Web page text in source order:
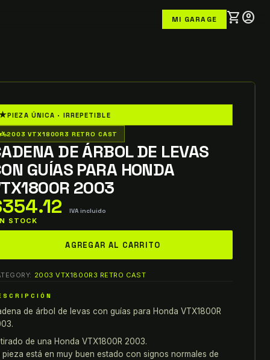
MI GARAGE shopping_cartaccount_circle
PIEZA ÚNICA · IRREPETIBLE
2003 VTX1800R3 RETRO CAST
DE ÁRBOL DE LEVAS
GUÍAS PARA HONDA
2003
354.12 IVA incluido
STOCK
AGREGAR AL CARRITO
2003 VTX1800R3 RETRO CAST
de árbol de levas con guías para Honda VTX1800R
de una Honda VTX1800R 2003.
pieza está en muy buen estado con signos normales de